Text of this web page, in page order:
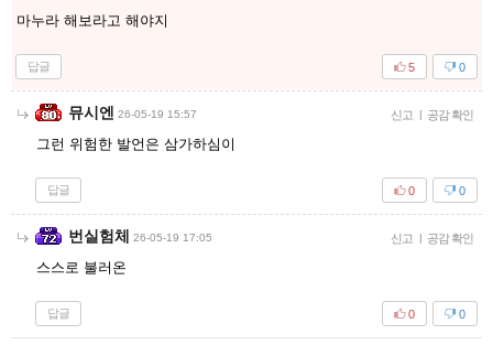
마누라 해보라고 해야지
답글 0
5
뮤시엔 26-05-19 15:57 신고 공감 확인
그런 위험한 발언은 삼가하심이
답글 0
0
번실험체 26-05-19 17:05 신고 공감 확인
스스로 불러온
답글 0
0